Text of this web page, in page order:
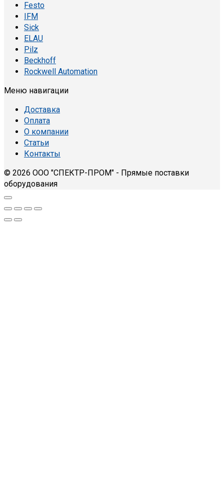
Festo
IFM
Sick
ELAU
Pilz
Beckhoff
Rockwell Automation
Меню навигации
Доставка
Оплата
О компании
Статьи
Контакты
© 2026 ООО "СПЕКТР-ПРОМ" - Прямые поставки
оборудования